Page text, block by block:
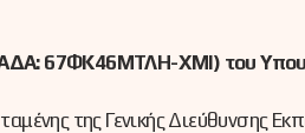
67ΦΚ46ΜΤΛΗ-ΧΜΙ) του
της Γενικής Διεύθυνσης